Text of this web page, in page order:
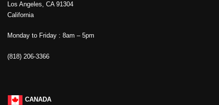
Los Angeles, CA 91304
California
Monday to Friday : 8am – 5pm
(818) 206-3366
CANADA